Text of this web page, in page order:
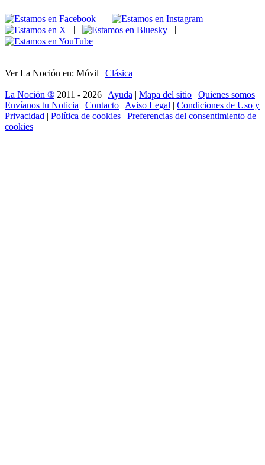
|
|
Ver La Noción en: Móvil | Clásica
La Noción ® 2011 - 2026 | Ayuda | Mapa del sitio | Quienes somos |
Envíanos tu Noticia | Contacto | Aviso Legal | Condiciones de Uso y
Privacidad | Política de cookies | Preferencias del consentimiento de
cookies